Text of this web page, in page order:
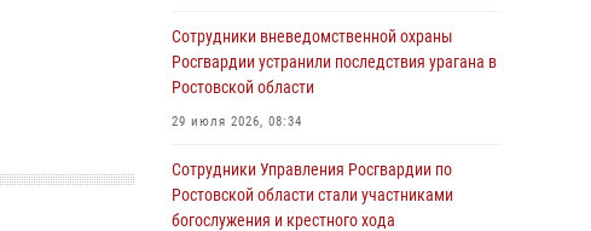
Сотрудники вневедомственной охраны
Росгвардии устранили последствия урагана в
Ростовской области
29 июля 2026, 08:34
Сотрудники Управления Росгвардии по
Ростовской области стали участниками
богослужения и крестного хода